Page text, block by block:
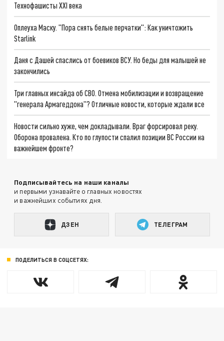
Технофашисты XXI века
Оплеуха Маску. "Пора снять белые перчатки": Как уничтожить
Starlink
Даня с Дашей спаслись от боевиков ВСУ. Но беды для малышей не
закончились
Три главных инсайда об СВО. Отмена мобилизации и возвращение
"генерала Армагеддона"? Отличные новости, которые ждали все
Новости сильно хуже, чем докладывали. Враг форсировал реку.
Оборона провалена. Кто по глупости спалил позиции ВС России на
важнейшем фронте?
Подписывайтесь на наши каналы
и первыми узнавайте о главных новостях
и важнейших событиях дня.
ДЗЕН ТЕЛЕГРАМ
ПОДЕЛИТЬСЯ В СОЦСЕТЯХ: